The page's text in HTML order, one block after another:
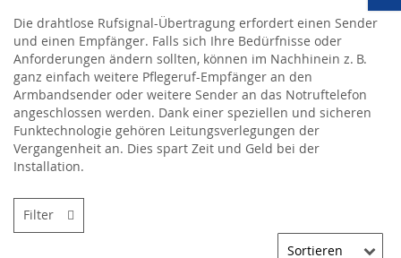
Die drahtlose Rufsignal-Übertragung erfordert einen Sender
und einen Empfänger. Falls sich Ihre Bedürfnisse oder
Anforderungen ändern sollten, können im Nachhinein z. B.
ganz einfach weitere Pflegeruf-Empfänger an den
Armbandsender oder weitere Sender an das Notruftelefon
angeschlossen werden. Dank einer speziellen und sicheren
Funktechnologie gehören Leitungsverlegungen der
Vergangenheit an. Dies spart Zeit und Geld bei der
Installation.
Filter